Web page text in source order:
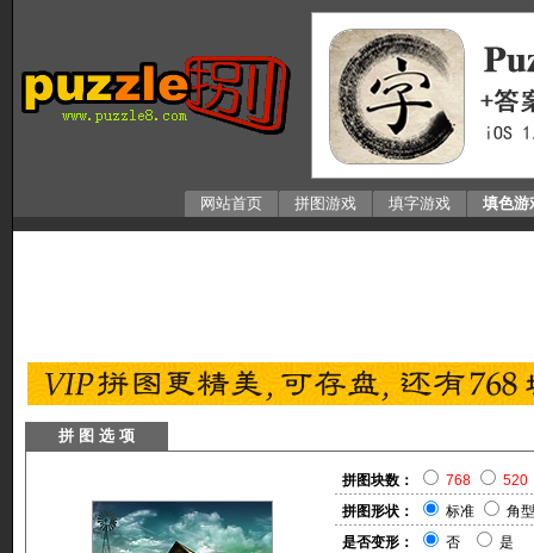
网站首页 拼图游戏 填字游戏 填色游
拼 图 选 项
拼图块数： 768
520
拼图形状：
标准
角型
是否变形：
否
是